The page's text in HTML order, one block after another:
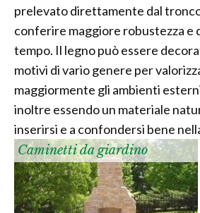
prelevato direttamente dal
conferire maggiore robustezza e
tempo. Il legno può essere
motivi di vario genere per
maggiormente gli ambienti
inoltre essendo un materiale
inserirsi e a confondersi bene
Caminetti da giardino